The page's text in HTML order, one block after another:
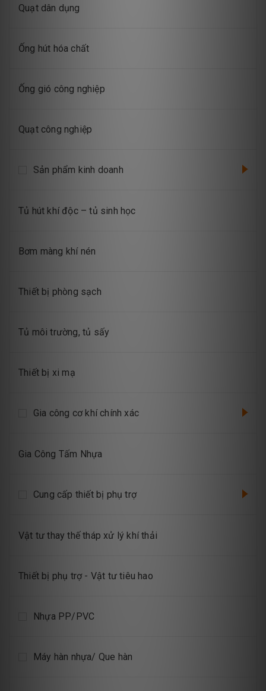
Quạt dân dụng
Ống hút hóa chất
Ống gió công nghiệp
Quạt công nghiệp
Sản phẩm kinh doanh
Tủ hút khí độc – tủ sinh học
Bơm màng khí nén
Thiết bị phòng sạch
Tủ môi trường, tủ sấy
Thiết bị xi mạ
Gia công cơ khí chính xác
Gia Công Tấm Nhựa
Cung cấp thiết bị phụ trợ
Vật tư thay thế tháp xử lý khí thải
Thiết bị phụ trợ - Vật tư tiêu hao
Nhựa PP/PVC
Máy hàn nhựa/ Que hàn